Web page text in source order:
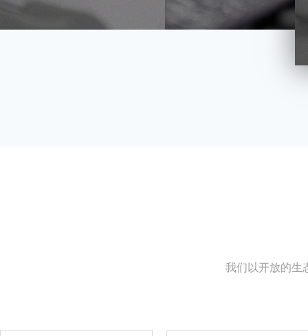
我们以开放的生